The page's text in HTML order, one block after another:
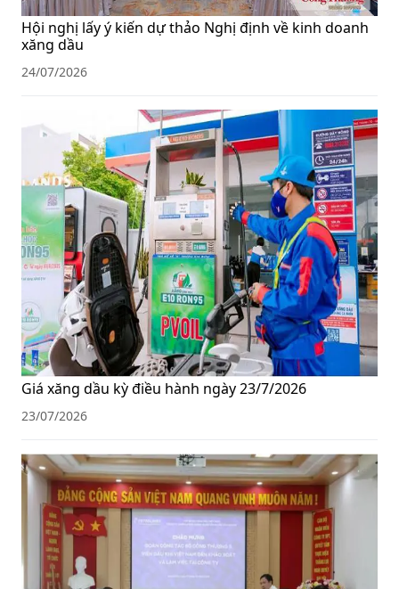
Hội nghị lấy ý kiến dự thảo Nghị định về kinh doanh
xăng dầu
24/07/2026
Giá xăng dầu kỳ điều hành ngày 23/7/2026
23/07/2026